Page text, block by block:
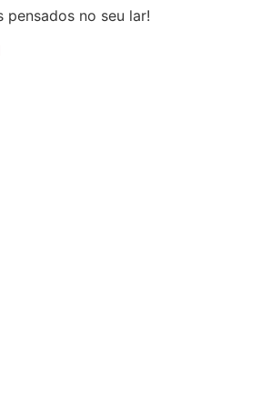
pensados no seu lar!